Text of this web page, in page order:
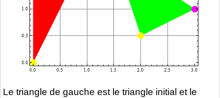
Le triangle de gauche est le triangle initial et le